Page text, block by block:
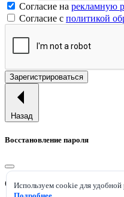
Используем cookie для удобной
Согласие на рекламную
Согласие с политикой
Зарегистрироваться
Назад
Восстановление пароля
Отправим ссылку для смены